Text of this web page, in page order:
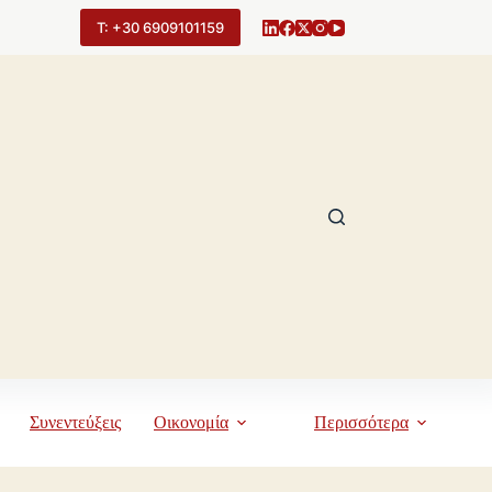
Τ: +30 6909101159
Συνεντεύξεις Οικονομία Περισσότερα